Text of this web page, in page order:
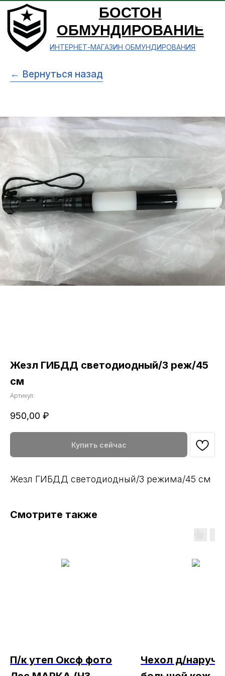
БОСТОН
ОБМУНДИРОВАНИЕ
ИНТЕРНЕТ-МАГАЗИН ОБМУНДИРОВАНИЯ
← Вернуться назад
Жезл ГИБДД светодиодный/3 реж/45
см
Артикул:
950,00 ₽
Купить сейчас
Жезл ГИБДД светодиодный/3 режима/45 см
Смотрите также
П/к утеп Оксф фото
Чехол д/наручн